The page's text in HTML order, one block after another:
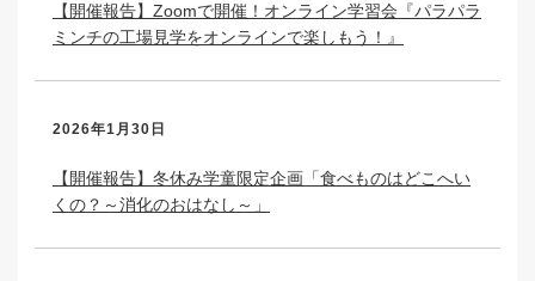
【開催報告】Zoomで開催！オンライン学習会『パラパラ
ミンチの工場見学をオンラインで楽しもう！』
2026年1月30日
【開催報告】冬休み学童限定企画「食べものはどこへい
くの？～消化のおはなし～」